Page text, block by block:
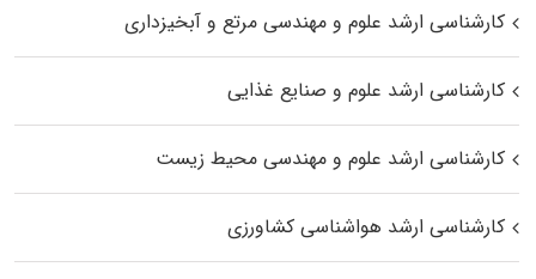
کارشناسی ارشد علوم و مهندسی مرتع و آبخیزداری
کارشناسی ارشد علوم و صنایع غذایی
کارشناسی ارشد علوم و مهندسی محیط زیست
کارشناسی ارشد هواشناسی کشاورزی